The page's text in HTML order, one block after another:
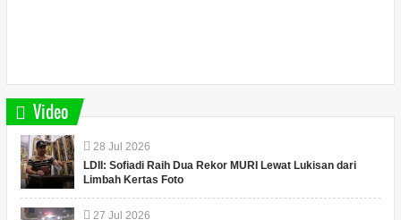
Video
28 Jul 2026
LDII: Sofiadi Raih Dua Rekor MURI Lewat Lukisan dari
Limbah Kertas Foto
27 Jul 2026